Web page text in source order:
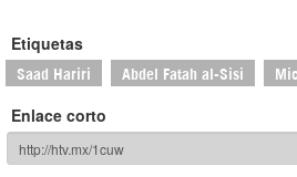
Etiquetas
Saad Hariri Abdel Fatah al-Sisi
Enlace corto